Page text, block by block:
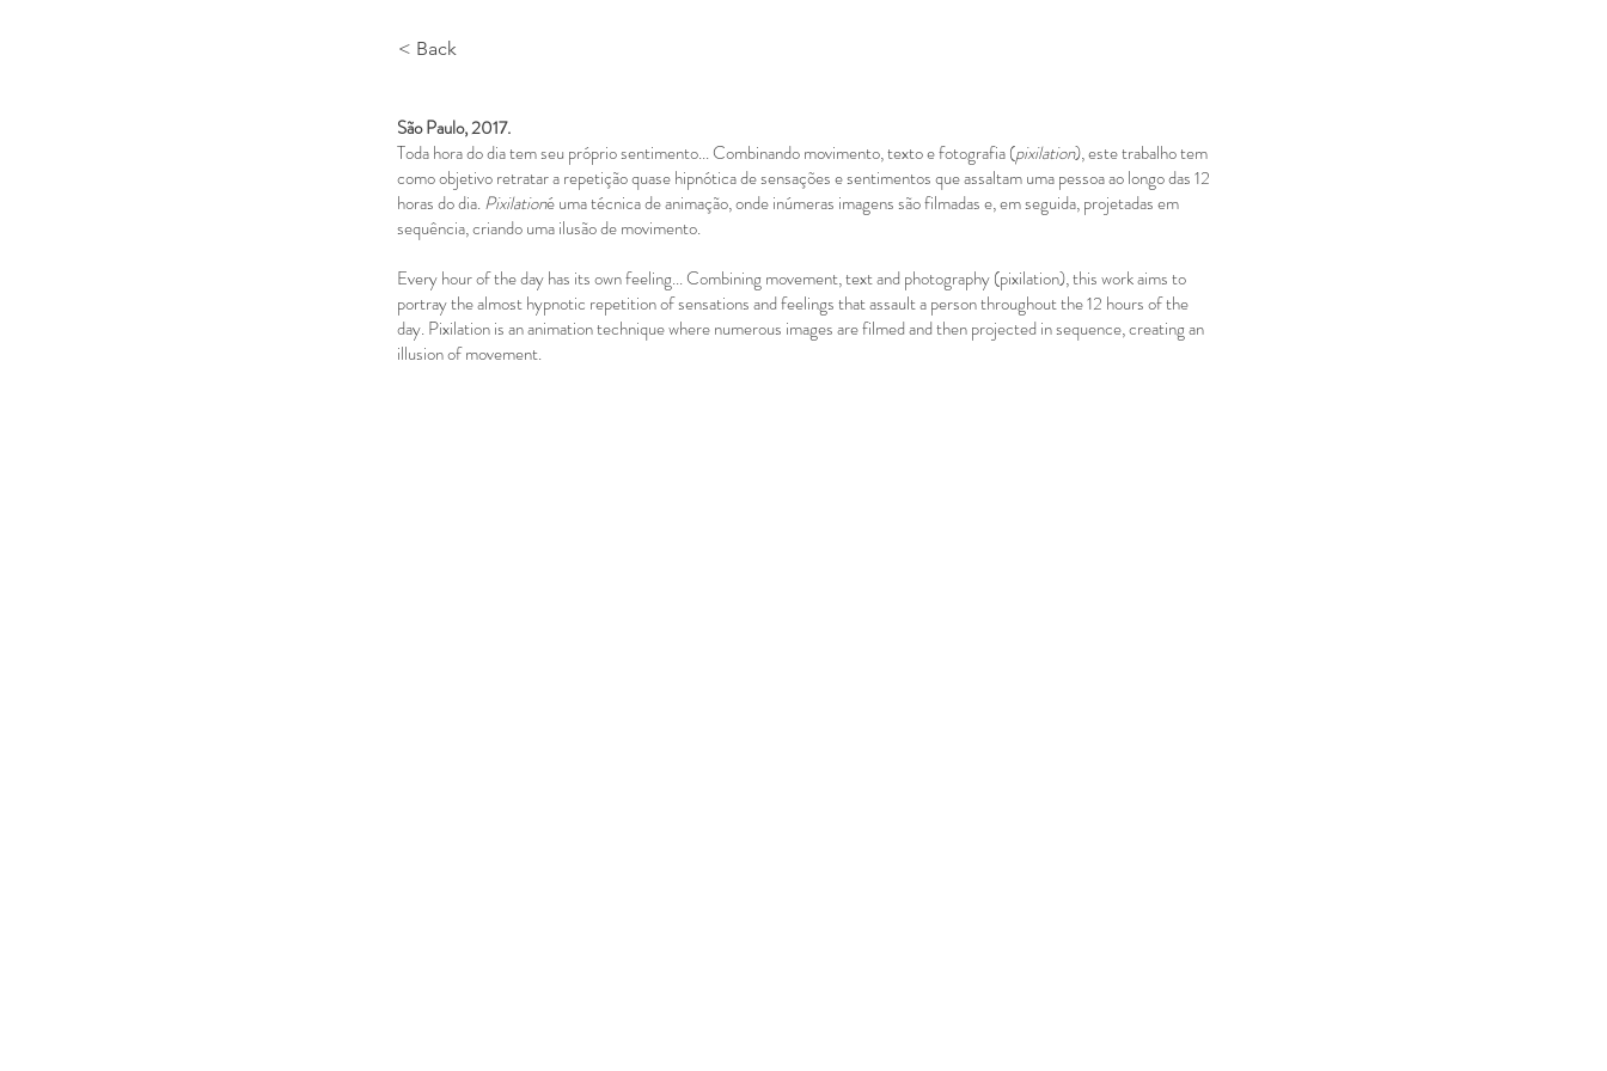
< Back
São Paulo, 2017.
Toda hora do dia tem seu próprio sentimento... Combinando movimento, texto e fotografia (pixilation), este trabalho tem
como objetivo retratar a repetição quase hipnótica de sensações e sentimentos que assaltam uma pessoa ao longo das 12
horas do dia.Pixilationé uma técnica de animação, onde inúmeras imagens são filmadas e, em seguida, projetadas em
sequência, criando uma ilusão de movimento.
Every hour of the day has its own feeling... Combining movement, text and photography (pixilation), this work aims to
portray the almost hypnotic repetition of sensations and feelings that assault a person throughout the 12 hours of the
day. Pixilation is an animation technique where numerous images are filmed and then projected in sequence, creating an
illusion of movement.